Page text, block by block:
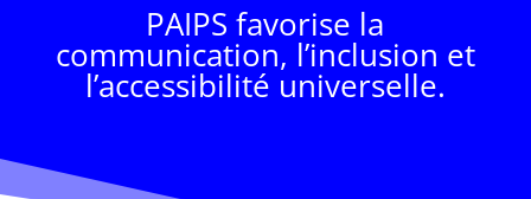
PAIPS favorise la
communication, l’inclusion et
l’accessibilité universelle.